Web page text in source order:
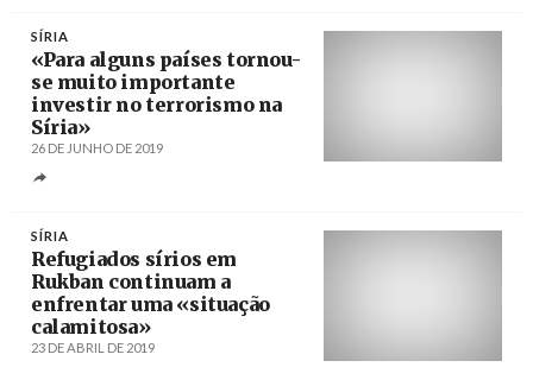
SÍRIA
«Para alguns países tornou-
se muito importante
investir no terrorismo na
Síria»
26 DE JUNHO DE 2019
SÍRIA
Refugiados sírios em
Rukban continuam a
enfrentar uma «situação
calamitosa»
23 DE ABRIL DE 2019